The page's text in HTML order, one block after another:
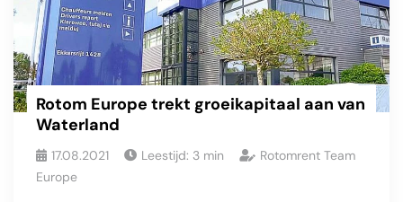
Rotom Europe trekt groeikapitaal aan van
Waterland
17.08.2021 Leestijd: 3 min
Rotomrent Team
Europe